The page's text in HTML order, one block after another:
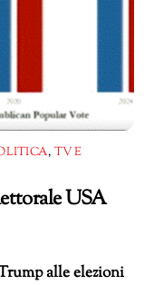
, TV E
USA
alle elezioni